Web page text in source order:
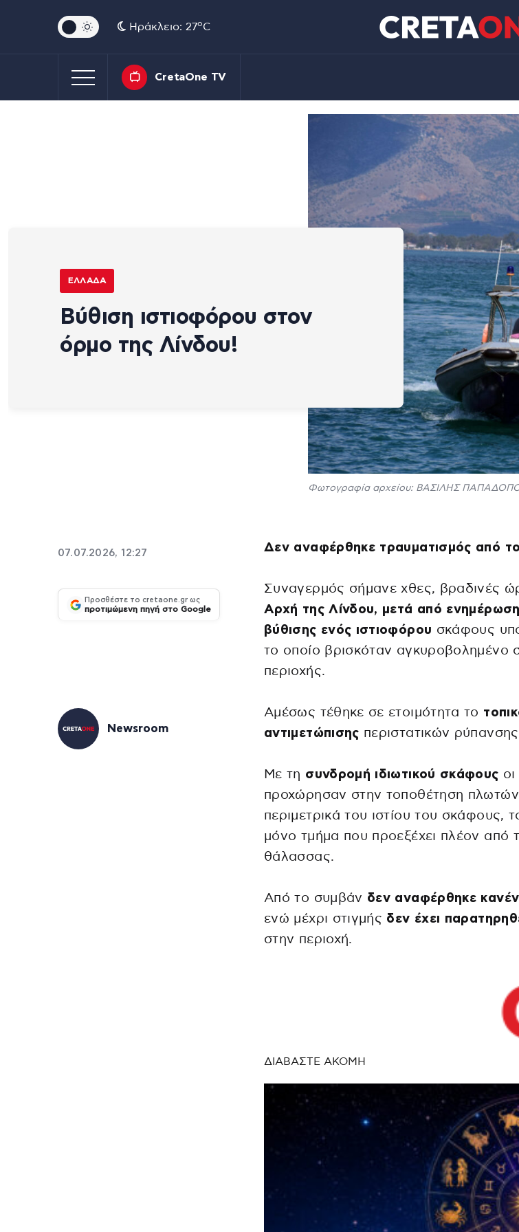
Ηράκλειο: 27oC
CretaOne TV
ΕΛΛΆΔΑ
Βύθιση ιστιοφόρου στον
όρμο της Λίνδου!
Φωτογραφία αρχείου: ΒΑΣΙΛΗΣ
07.07.2026, 12:27
Προσθέστε το cretaone.gr ως
προτιμώμενη πηγή στο Google
Newsroom
Δεν αναφέρθηκε τραυματισμός από το
Συναγερμός σήμανε χθες, βραδινές
Αρχή της Λίνδου, μετά από ενημέρωση
βύθισης ενός ιστιοφόρου σκάφους
το οποίο βρισκόταν αγκυροβολημένο
περιοχής.
Αμέσως τέθηκε σε ετοιμότητα το
αντιμετώπισης περιστατικών
Με τη συνδρομή ιδιωτικού σκάφους
προχώρησαν στην τοποθέτηση
περιμετρικά του ιστίου του σκάφους,
μόνο τμήμα που προεξέχει πλέον από
θάλασσας.
Από το συμβάν δεν αναφέρθηκε
ενώ μέχρι στιγμής δεν έχει
στην περιοχή.
ΔΙΑΒΑΣΤΕ ΑΚΟΜΗ